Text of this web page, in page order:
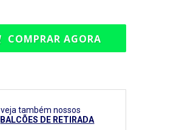
COMPRAR AGORA
veja também nossos
BALCÕES DE RETIRADA